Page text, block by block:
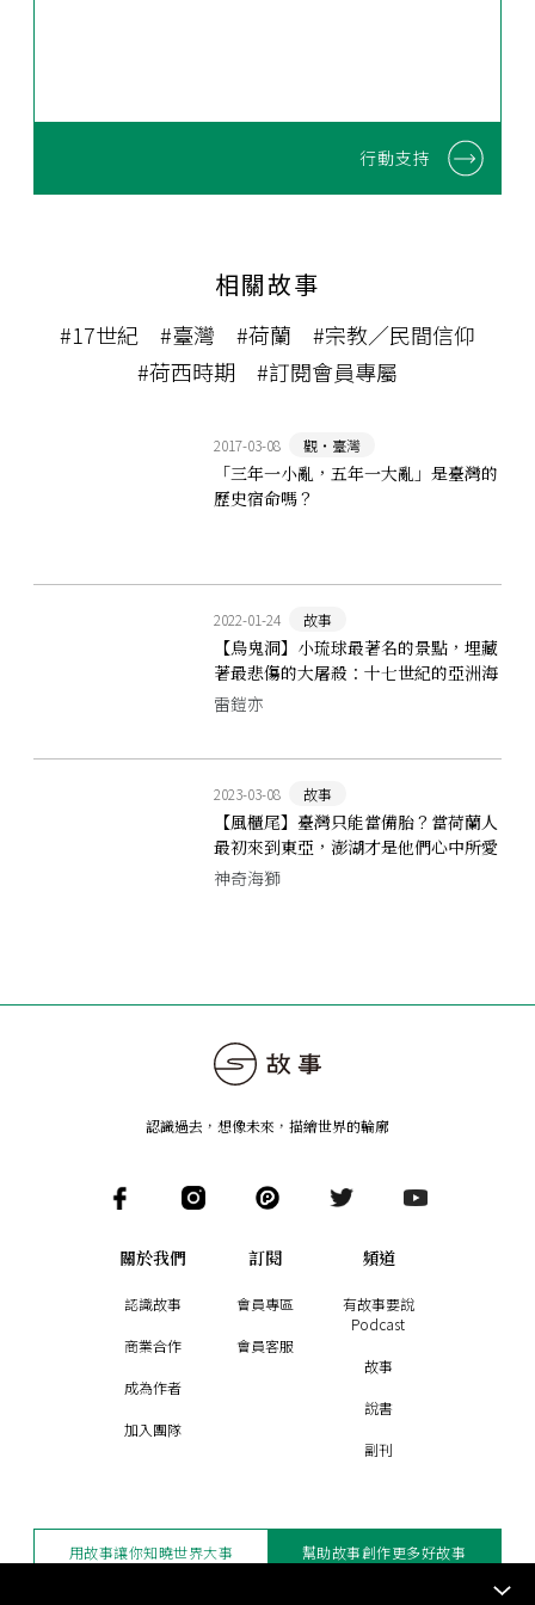
行動支持
相關故事
#17世紀 #臺灣 #荷蘭
#宗教／民間信仰
#荷西時期
#訂閱會員專屬
2017-03-08 觀‧臺灣
「三年一小亂，五年一大亂」是臺灣的
歷史宿命嗎？
2022-01-24 故事
【烏鬼洞】小琉球最著名的景點，埋藏
著最悲傷的大屠殺：十七世紀的亞洲海
洋與奴隸貿易
雷鎧亦
2023-03-08 故事
【風櫃尾】臺灣只能當備胎？當荷蘭人
最初來到東亞，澎湖才是他們心中所愛
神奇海獅
認識過去，想像未來 ， 描繪世界的輪廓
關於我們
認識故事
商業合作
成為作者
加入團隊
訂閱
會員專區
會員客服
頻道
有故事要說
Podcast
故事
說書
副刊
用故事讓你知曉世界大事 幫助故事創作更多好故事